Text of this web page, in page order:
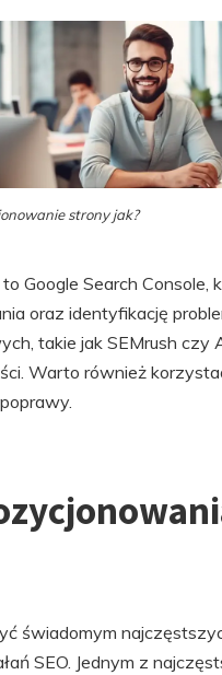
strony jak?
Google Search Console,
oraz identyfikację
takie jak SEMrush czy
Warto również
świadomym
SEO. Jednym z